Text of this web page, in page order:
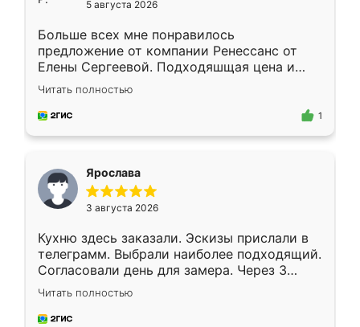
5 августа 2026
Больше всех мне понравилось
предложение от компании Ренессанс от
Елены Сергеевой. Подходяшщая цена и
короткие сроки изготовления. Приехавший
для замера сотрудник Владислав
предложил по моему эскизу самый
Читать полностью
1
Ярослава
3 августа 2026
Кухню здесь заказали. Эскизы прислали в
телеграмм. Выбрали наиболее подходящий.
Согласовали день для замера. Через 3
недели кухня была уже готова. Остались
довольны работой. Спасибо Ренессанс
мебель за качественную работу!
Читать полностью